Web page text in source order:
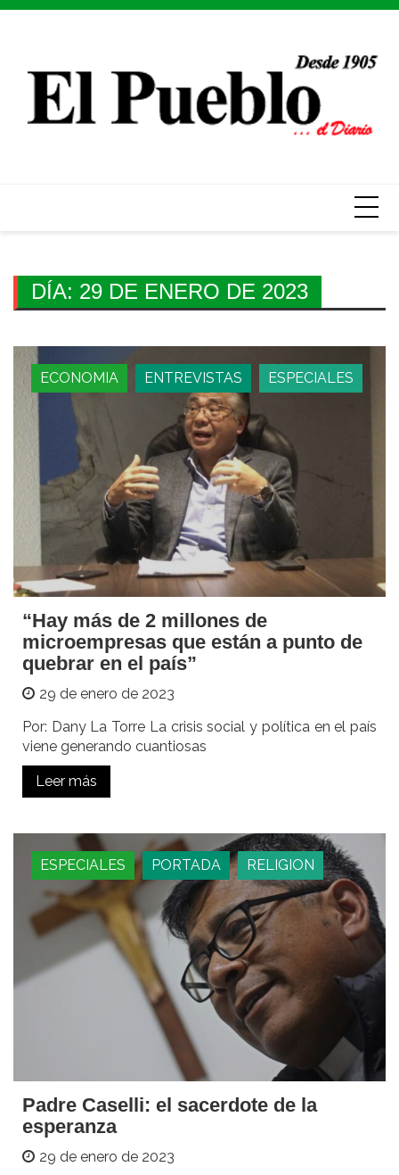
Skip
DÍA: 29 DE ENERO DE 2023
ECONOMIA ENTREVISTAS ESPECIALES
“Hay más de 2 millones de
microempresas que están a punto de
quebrar en el país”
29 de enero de 2023
Por: Dany La Torre La crisis social y política en el país
viene generando cuantiosas
Leer más
ESPECIALES PORTADA RELIGION
Padre Caselli: el sacerdote de la
esperanza
29 de enero de 2023